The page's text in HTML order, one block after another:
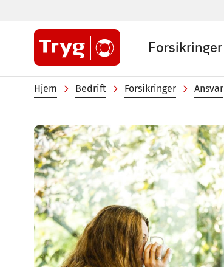
hovedinnhold
Sub
Company
Forsikringer
Navigasjonssti
Hjem Bedrift Forsikringer Ansvar
Image